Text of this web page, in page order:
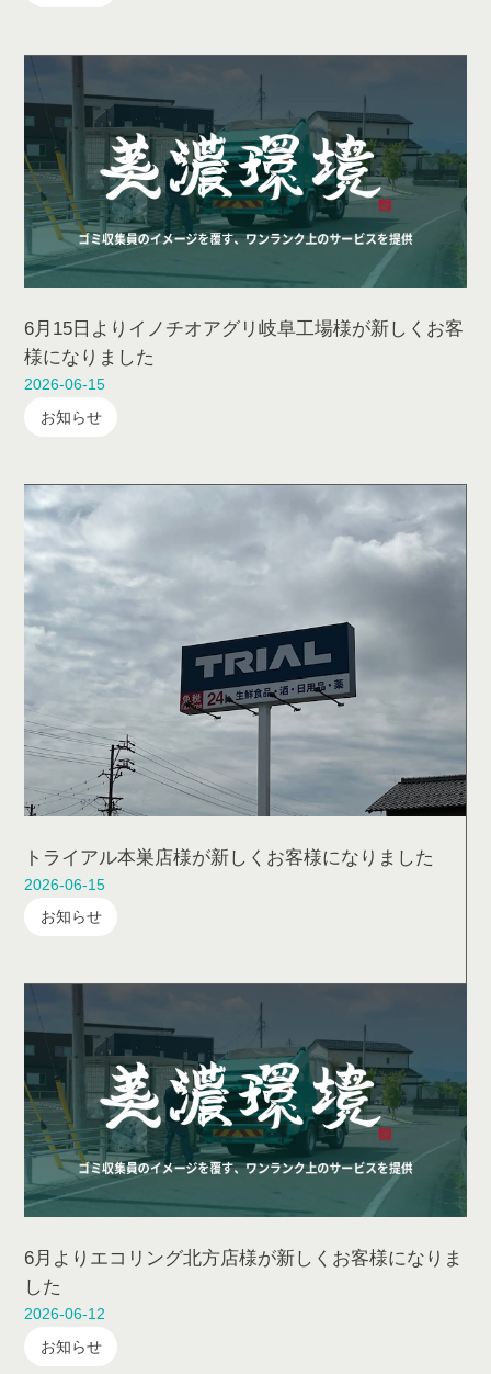
6月15日よりイノチオアグリ岐阜工場様が新しくお客
様になりました
2026-06-15
お知らせ
トライアル本巣店様が新しくお客様になりました
2026-06-15
お知らせ
6月よりエコリング北方店様が新しくお客様になりま
した
2026-06-12
お知らせ